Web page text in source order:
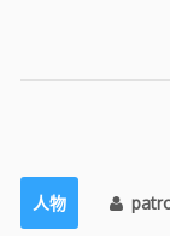
人物